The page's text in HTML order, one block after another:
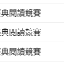
閱讀競賽
閱讀競賽
閱讀競賽